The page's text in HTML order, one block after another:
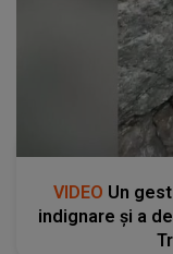
VIDEO Un
indignare și a